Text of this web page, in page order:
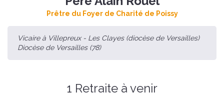
Prêtre du Foyer de Charité de Poissy
Vicaire à Villepreux - Les Clayes (diocèse de Versailles)
Diocèse de Versailles (78)
1 Retraite à venir